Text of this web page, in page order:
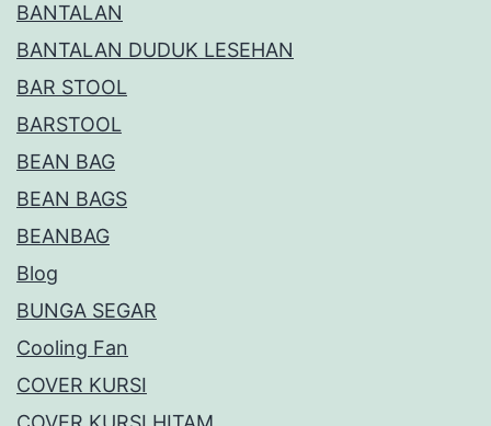
BANTALAN
BANTALAN DUDUK LESEHAN
BAR STOOL
BARSTOOL
BEAN BAG
BEAN BAGS
BEANBAG
Blog
BUNGA SEGAR
Cooling Fan
COVER KURSI